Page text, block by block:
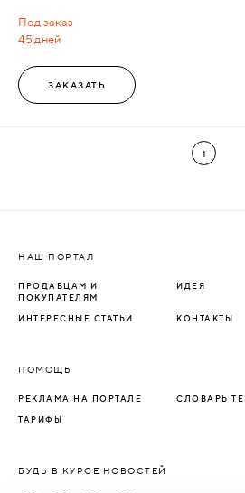
Под заказ
45 дней
ЗАКАЗАТЬ
1
НАШ ПОРТАЛ
ПРОДАВЦАМ И
ПОКУПАТЕЛЯМ
ИДЕЯ
ИНТЕРЕСНЫЕ СТАТЬИ КОНТАКТЫ
ПОМОЩЬ
РЕКЛАМА НА ПОРТАЛЕ СЛОВАРЬ
ТАРИФЫ
БУДЬ В КУРСЕ НОВОСТЕЙ